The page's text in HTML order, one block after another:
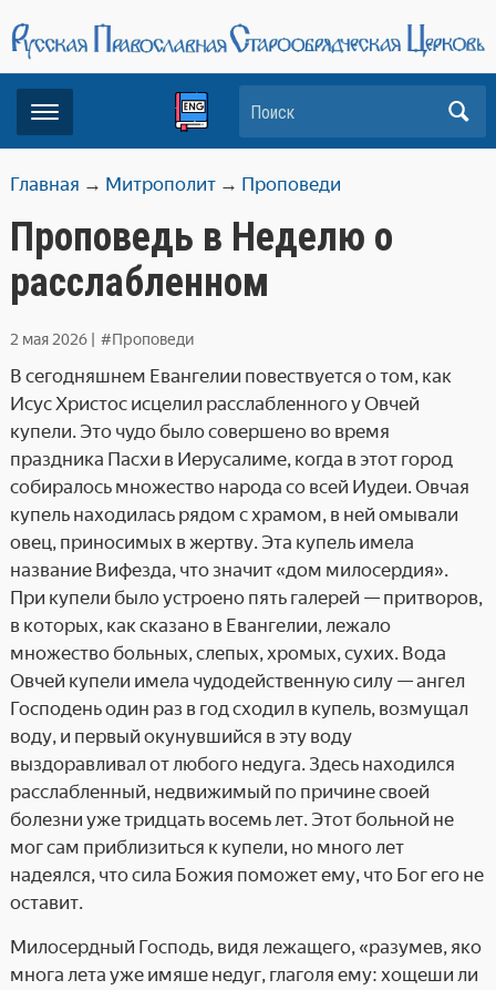
Поиск
Главная → Митрополит → Проповеди
Проповедь в Неделю о
расслабленном
2 мая 2026 #Проповеди
В сегодняшнем Евангелии повествуется о том, как
Исус Христос исцелил расслабленного у Овчей
купели. Это чудо было совершено во время
праздника Пасхи в Иерусалиме, когда в этот город
собиралось множество народа со всей Иудеи. Овчая
купель находилась рядом с храмом, в ней омывали
овец, приносимых в жертву. Эта купель имела
название Вифезда, что значит «дом милосердия».
При купели было устроено пять галерей — притворов,
в которых, как сказано в Евангелии, лежало
множество больных, слепых, хромых, сухих. Вода
Овчей купели имела чудодейственную силу — ангел
Господень один раз в год сходил в купель, возмущал
воду, и первый окунувшийся в эту воду
выздоравливал от любого недуга. Здесь находился
расслабленный, недвижимый по причине своей
болезни уже тридцать восемь лет. Этот больной не
мог сам приблизиться к купели, но много лет
надеялся, что сила Божия поможет ему, что Бог его не
оставит.
Милосердный Господь, видя лежащего, «разумев, яко
многа лета уже имяше недуг, глаголя ему: хощеши ли